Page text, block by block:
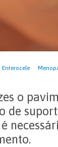
Enterocele
o
de
é